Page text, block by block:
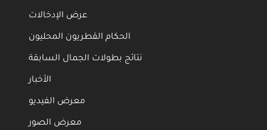
الحكام القطريون المحليون
نتائج بطولات الجمال السابقة
الأخبار
معرض الفيديو
معرض الصور